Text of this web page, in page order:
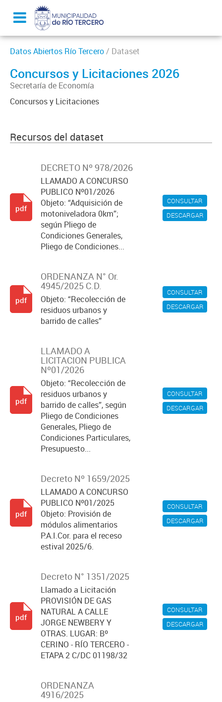
Datos Abiertos Río Tercero/ Dataset
Concursos y Licitaciones 2026
Secretaría de Economía
Concursos y Licitaciones
Recursos del dataset
CONSULTAR
DESCARGAR
DECRETO Nº 978/2026
LLAMADO A CONCURSO
PUBLICO Nº01/2026
Objeto: “Adquisición de
motoniveladora 0km”;
según Pliego de
Condiciones Generales,
Pliego de Condiciones...
pdf
CONSULTAR
DESCARGAR
ORDENANZA N° Or.
4945/2025 C.D.
Objeto: “Recolección de
residuos urbanos y
barrido de calles”
pdf
CONSULTAR
DESCARGAR
LLAMADO A
LICITACION PUBLICA
Nº01/2026
Objeto: “Recolección de
residuos urbanos y
barrido de calles”, según
Pliego de Condiciones
Generales, Pliego de
Condiciones Particulares,
Presupuesto...
pdf
CONSULTAR
DESCARGAR
Decreto Nº 1659/2025
LLAMADO A CONCURSO
PUBLICO Nº01/2025
Objeto: Provisión de
módulos alimentarios
P.A.I.Cor. para el receso
estival 2025/6.
pdf
CONSULTAR
DESCARGAR
Decreto N° 1351/2025
Llamado a Licitación
PROVISIÓN DE GAS
NATURAL A CALLE
JORGE NEWBERY Y
OTRAS. LUGAR: Bº
CERINO - RÍO TERCERO -
ETAPA 2 C/DC 01198/32
pdf
ORDENANZA
4916/2025